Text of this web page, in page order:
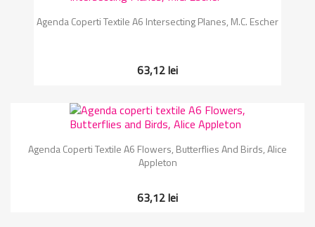
Agenda Coperti Textile A6 Intersecting Planes, M.C. Escher
63,12 lei
Agenda Coperti Textile A6 Flowers, Butterflies And Birds, Alice
Appleton
63,12 lei